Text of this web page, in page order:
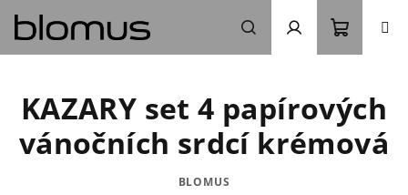
obsah
Hledat Přihlášení
košík
KAZARY set 4 papírových
vánočních srdcí krémová
BLOMUS